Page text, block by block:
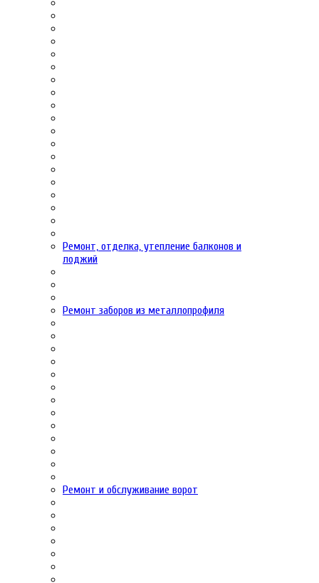
Ремонт, отделка, утепление балконов и
лоджий
Ремонт заборов из металлопрофиля
Ремонт и обслуживание ворот